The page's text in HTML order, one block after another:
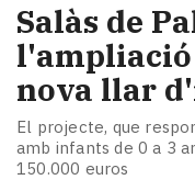
Salàs de
l'ampliació
nova llar
El projecte, que
amb infants de 0 a 3
150.000 euros